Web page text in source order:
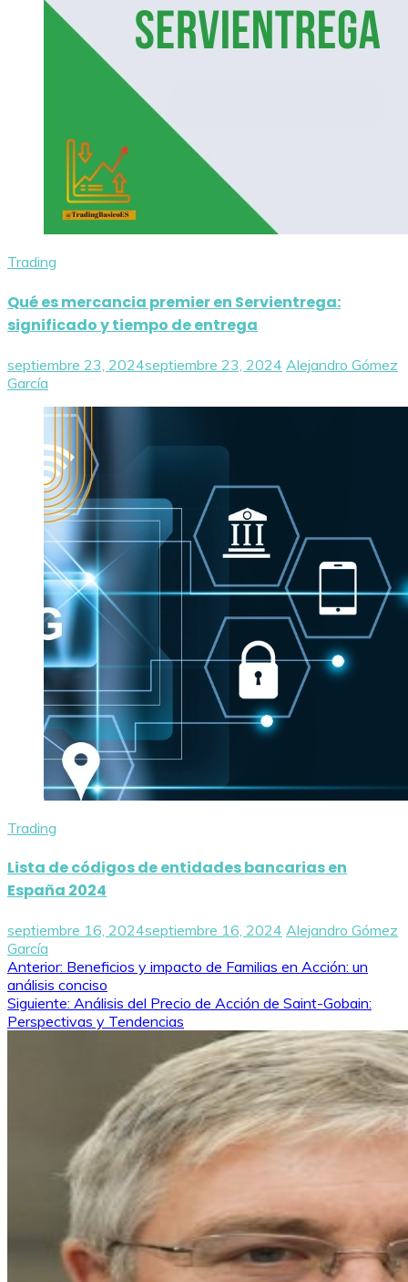
Trading
Qué es mercancia premier en Servientrega:
significado y tiempo de entrega
septiembre 23, 2024septiembre 23, 2024 Alejandro Gómez
García
Trading
Lista de códigos de entidades bancarias en
España 2024
septiembre 16, 2024septiembre 16, 2024 Alejandro Gómez
García
Navegación
de
entradas
Anterior: Beneficios y impacto de Familias en Acción: un
análisis conciso
Siguiente: Análisis del Precio de Acción de Saint-Gobain:
Perspectivas y Tendencias